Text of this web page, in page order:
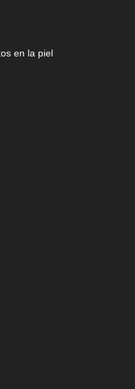
en la piel